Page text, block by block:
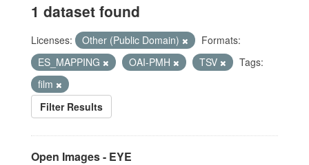
1 dataset found
Licenses: Other (Public Domain)
Formats:
ES_MAPPING
OAI-PMH TSV
Tags:
film
Filter Results
Open Images - EYE